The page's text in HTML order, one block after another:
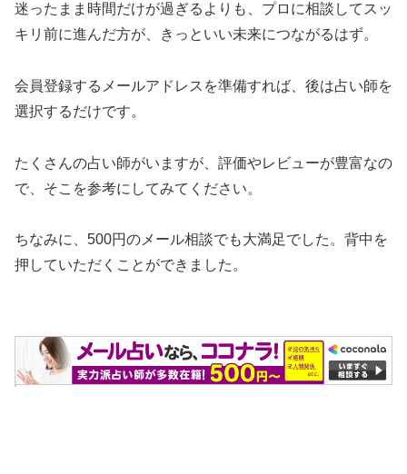
迷ったまま時間だけが過ぎるよりも、プロに相談してスッ
キリ前に進んだ方が、きっといい未来につながるはず。
会員登録するメールアドレスを準備すれば、後は占い師を
選択するだけです。
たくさんの占い師がいますが、評価やレビューが豊富なの
で、そこを参考にしてみてください。
ちなみに、500円のメール相談でも大満足でした。背中を
押していただくことができました。